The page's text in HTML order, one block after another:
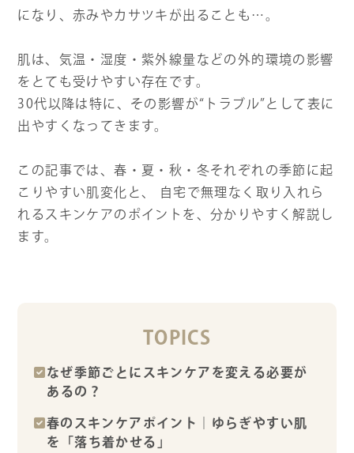
になり、赤みやカサツキが出ることも…。
肌は、気温・湿度・紫外線量などの外的環境の影響
をとても受けやすい存在です。
30代以降は特に、その影響が“トラブル”として表に
出やすくなってきます。
この記事では、春・夏・秋・冬それぞれの季節に起
こりやすい肌変化と、 自宅で無理なく取り入れら
れるスキンケアのポイントを、分かりやすく解説し
ます。
TOPICS
なぜ季節ごとにスキンケアを変える必要が
あるの？
春のスキンケアポイント｜ゆらぎやすい肌
を「落ち着かせる」